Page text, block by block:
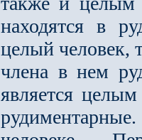
находятся в
целый человек,
члена в нем
является